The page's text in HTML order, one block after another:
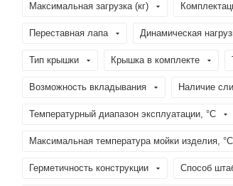
Максимальная загрузка (кг)
Переставная лапа Динамическая
Тип крышки Крышка в комплекте
Возможность вкладывания Наличие
Температурный диапазон эксплуатации, °C
Максимальная температура мойки изделия, °C
Герметичность конструкции Способ